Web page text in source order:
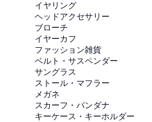
イヤリング
ヘッドアクセサリー
ブローチ
イヤーカフ
ファッション雑貨
ベルト・サスペンダー
サングラス
ストール・マフラー
メガネ
スカーフ・バンダナ
キーケース・キーホルダー